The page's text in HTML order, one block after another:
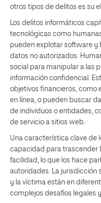
otros tipos de delitos es su
Los delitos informáticos
tecnológicas como
pueden explotar software y
datos no autorizados.
social para manipular a las
información confidencial.
objetivos financieros, como
en línea, o pueden buscar
de individuos o entidades,
de servicio a sitios web.
Una característica clave de
capacidad para trascender
facilidad, lo que los hace
autoridades. La jurisdicción
y la víctima están en
complejos desafíos legales